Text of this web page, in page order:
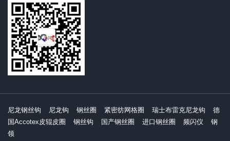
尼龙钢丝钩 尼龙钩 钢丝圈 紧密纺网格圈 瑞士布雷克尼龙钩
德
国Accotex皮辊皮圈
钢丝钩 国产钢丝圈 进口钢丝圈 频闪仪
钢
领